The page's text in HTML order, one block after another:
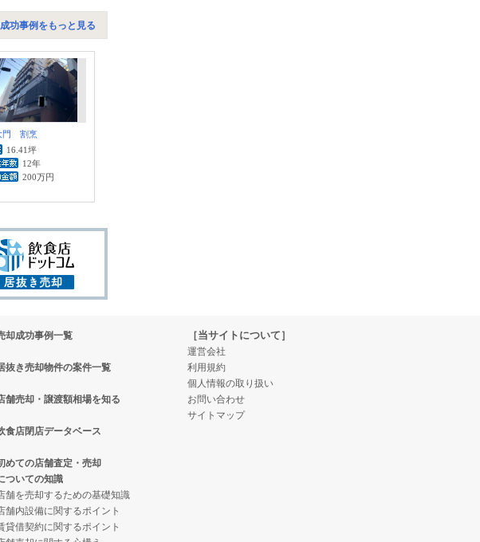
功事例をもっと見る
門 割烹
16.41坪
12年
200万円
却成功事例一覧
抜き売却物件の案件一覧
舗売却・譲渡額相場を知る
食店閉店データベース
めての店舗査定・売却
ついての知識
舗を売却するための基礎知識
舗内設備に関するポイント
貸借契約に関するポイント
［当サイトについて］
運営会社
利用規約
個人情報の取り扱い
お問い合わせ
サイトマップ